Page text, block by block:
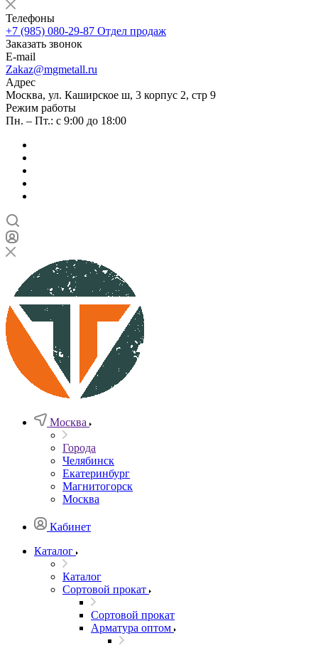
Телефоны
+7 (985) 080-29-87 Отдел продаж
Заказать звонок
E-mail
Zakaz@mgmetall.ru
Адрес
Москва, ул. Каширское ш, 3 корпус 2, стр 9
Режим работы
Пн. – Пт.: с 9:00 до 18:00
Москва
Города
Челябинск
Екатеринбург
Магнитогорск
Москва
Кабинет
Каталог
Каталог
Сортовой прокат
Сортовой прокат
Арматура оптом